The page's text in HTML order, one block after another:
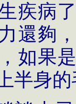
疾病
還夠
如果
半身